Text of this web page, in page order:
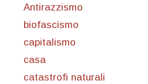
Antirazzismo
biofascismo
capitalismo
casa
catastrofi naturali